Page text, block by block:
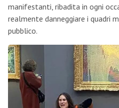
manifestanti, ribadita in ogni
realmente danneggiare i quadri
pubblico.